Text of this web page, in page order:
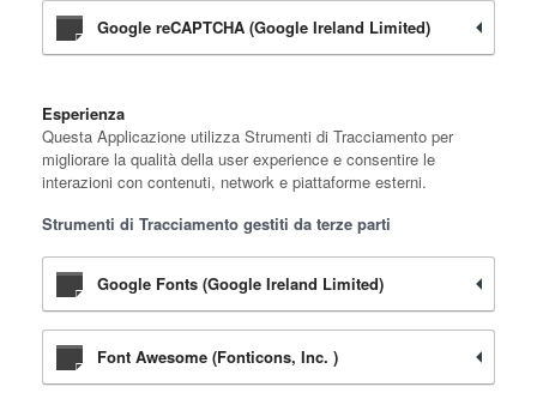
Google reCAPTCHA (Google Ireland Limited)
Esperienza
Questa Applicazione utilizza Strumenti di Tracciamento per
migliorare la qualità della user experience e consentire le
interazioni con contenuti, network e piattaforme esterni.
Strumenti di Tracciamento gestiti da terze parti
Google Fonts (Google Ireland Limited)
Font Awesome (Fonticons, Inc. )